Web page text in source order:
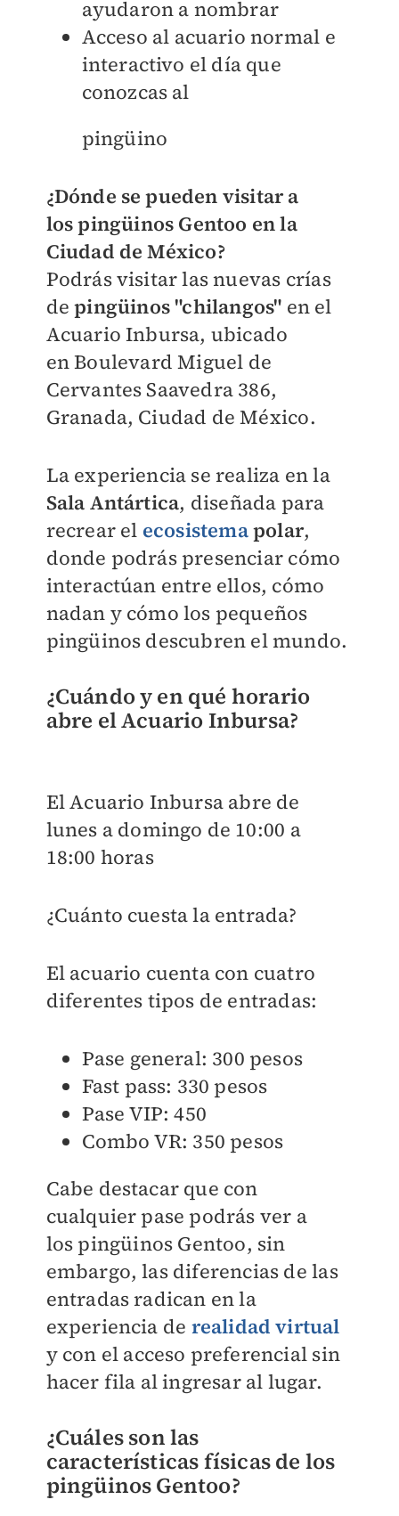
ayudaron a nombrar
Acceso al acuario normal e
interactivo el día que
conozcas al
pingüino
¿Dónde se pueden visitar a
lospingüinos Gentoo en la
Ciudad de México?
Podrás visitar las nuevas crías
depingüinos "chilangos" en el
Acuario Inbursa, ubicado
enBoulevard Miguel de
Cervantes Saavedra 386,
Granada, Ciudad de México.
La experiencia se realiza en la
Sala Antártica, diseñada para
recrear el ecosistemapolar,
donde podrás presenciar cómo
interactúan entre ellos, cómo
nadan y cómo los pequeños
pingüinos descubren el mundo.
¿Cuándo y en qué horario
abre el Acuario Inbursa?
El Acuario Inbursa abre de
lunes a domingo de 10:00 a
18:00 horas
¿Cuánto cuesta la entrada?
El acuario cuenta con cuatro
diferentes tipos de entradas:
Pase general: 300 pesos
Fast pass: 330 pesos
Pase VIP: 450
Combo VR: 350 pesos
Cabe destacar que con
cualquier pase podrás ver a
los pingüinos Gentoo, sin
embargo, las diferencias de las
entradas radican en la
experiencia de realidad virtual
y con el acceso preferencial sin
hacer fila al ingresar al lugar.
¿Cuáles son las
características físicas de los
pingüinos Gentoo?